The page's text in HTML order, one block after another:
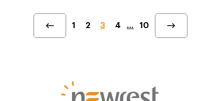
1 2 3 4 … 10